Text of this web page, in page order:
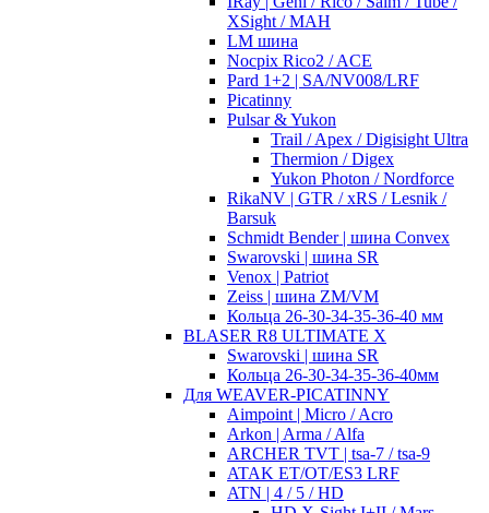
XSight / MAH
LM шина
Nocpix Rico2 / ACE
Pard 1+2 | SA/NV008/LRF
Picatinny
Pulsar & Yukon
Trail / Apex / Digisight Ultra
Thermion / Digex
Yukon Photon / Nordforce
RikaNV | GTR / xRS / Lesnik /
Barsuk
Schmidt Bender | шина Convex
Swarovski | шина SR
Venox | Patriot
Zeiss | шина ZM/VM
Кольца 26-30-34-35-36-40 мм
BLASER R8 ULTIMATE X
Swarovski | шина SR
Кольца 26-30-34-35-36-40мм
Для WEAVER-PICATINNY
Aimpoint | Micro / Acro
Arkon | Arma / Alfa
ARCHER TVT | tsa-7 / tsa-9
ATAK ET/OT/ES3 LRF
ATN | 4 / 5 / HD